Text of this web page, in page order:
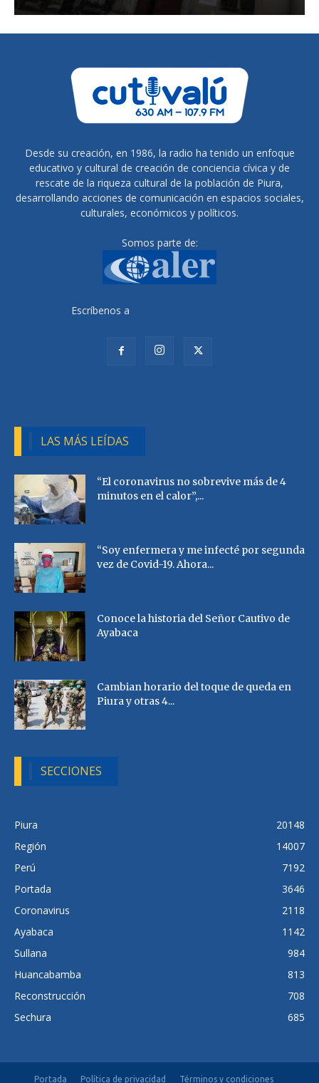
Desde su creación, en 1986, la radio ha tenido un enfoque
educativo y cultural de creación de conciencia cívica y de
rescate de la riqueza cultural de la población de Piura,
desarrollando acciones de comunicación en espacios sociales,
culturales, económicos y políticos.
Somos parte de:
Escríbenos a
LAS MÁS LEÍDAS
“El coronavirus no sobrevive más de 4
minutos en el calor”,...
“Soy enfermera y me infecté por segunda
vez de Covid-19. Ahora...
Conoce la historia del Señor Cautivo de
Ayabaca
Cambian horario del toque de queda en
Piura y otras 4...
SECCIONES
Piura
20148
Región
14007
Perú
7192
Portada
3646
Coronavirus
2118
Ayabaca
1142
Sullana
984
Huancabamba
813
Reconstrucción
708
Sechura
685
Portada Política de privacidad Términos y condiciones